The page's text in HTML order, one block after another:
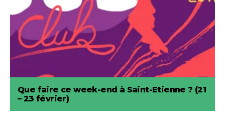
Que faire ce week-end à Saint-Etienne ? (21
– 23 février)